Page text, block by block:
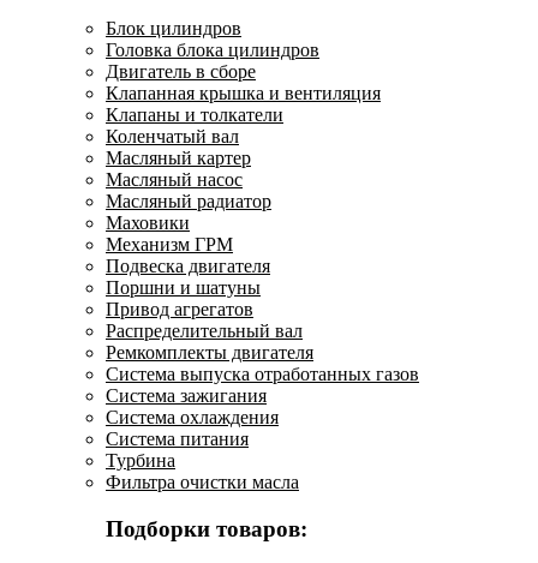
Блок цилиндров
Головка блока цилиндров
Двигатель в сборе
Клапанная крышка и вентиляция
Клапаны и толкатели
Коленчатый вал
Масляный картер
Масляный насос
Масляный радиатор
Маховики
Механизм ГРМ
Подвеска двигателя
Поршни и шатуны
Привод агрегатов
Распределительный вал
Ремкомплекты двигателя
Система выпуска отработанных газов
Система зажигания
Система охлаждения
Система питания
Турбина
Фильтра очистки масла
Подборки товаров: